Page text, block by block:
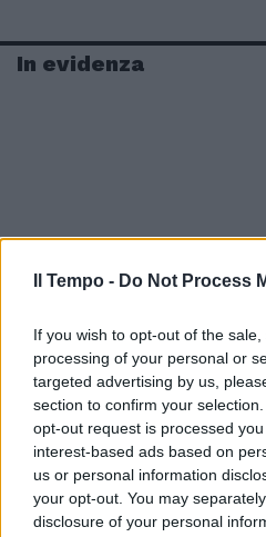
Il Tempo - Do Not Process
If you wish to opt-out of the
processing of your personal or
targeted advertising by us,
section to confirm your
opt-out request is processed
interest-based ads based on
us or personal information
your opt-out. You may
disclosure of your personal
In evidenza